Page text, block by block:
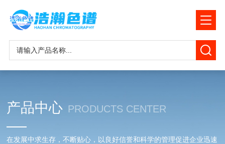
产品中心 PRODUCTS CENTER
在发展中求生存，不断贴心，以良好信誉和科学的管理促进企业迅速